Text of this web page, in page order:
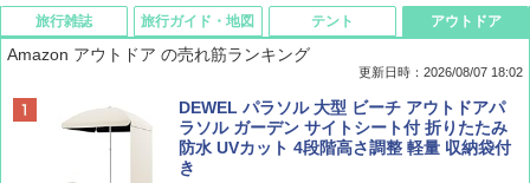
旅行雑誌
ディズニーファン ２０２６年 ９月号 [雑
誌] (ＤＩＳＮＥＹ ＦＡＮ)
￥713
旅行ガイド・地図
僕が見た未来【完全版】
￥0
テント
[キャンパーズコレクション 山善] ポップアッ
プテント 傘みたいに広げて畳める パッとサ
ッとサンシェード キューブ フルクローズ メ
ッシュ 簡単設置 ワンタッチテント キャンプ
アウトドア
Amazon アウトドア の売れ筋ランキング
更新日時：2026/08/07 18:02
DEWEL パラソル 大型 ビーチ アウトドアパ
ラソル ガーデン サイトシート付 折りたたみ
防水 UVカット 4段階高さ調整 軽量 収納袋付
き